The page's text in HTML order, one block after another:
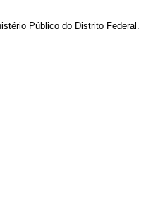
Público do Distrito Federal.